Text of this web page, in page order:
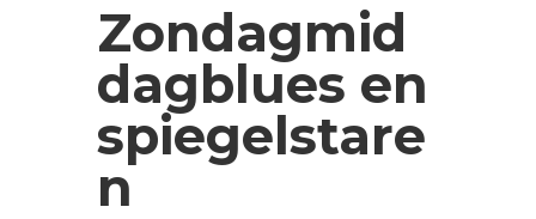
Zondagmid
dagblues en
spiegelstare
n